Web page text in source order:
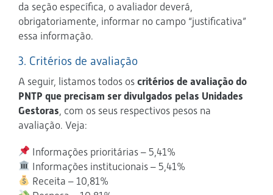
da seção específica, o avaliador deverá,
obrigatoriamente, informar no campo “justificativa”
essa informação.
3. Critérios de avaliação
A seguir, listamos todos os critérios de avaliação do
PNTP que precisam ser divulgados pelas Unidades
Gestoras , com os seus respectivos pesos na
avaliação. Veja:
Informações prioritárias – 5,41%
Informações institucionais – 5,41%
Receita – 10,81%